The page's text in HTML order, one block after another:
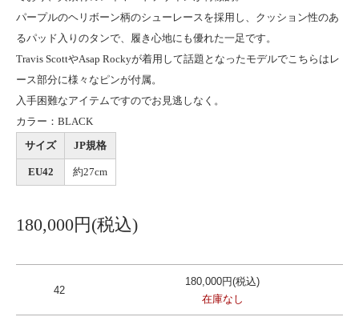
パープルのヘリボーン柄のシューレースを採用し、クッション性のあ
るパッド入りのタンで、履き心地にも優れた一足です。
Travis ScottやAsap Rockyが着用して話題となったモデルでこちらはレ
ース部分に様々なピンが付属。
入手困難なアイテムですのでお見逃しなく。
カラー：BLACK
サイズ
JP規格
EU42 約27cm
180,000円(税込)
42
180,000円(税込)
在庫なし